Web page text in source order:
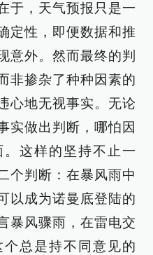
于，天气预报只是一
定性，即便数据和推
意外。然而最终的判
非掺杂了种种因素的
心地无视事实。无论
实做出判断，哪怕因
这样的坚持不止一
个判断：在暴风雨中
以成为诺曼底登陆的
暴风骤雨，在雷电交
总是持不同意见的